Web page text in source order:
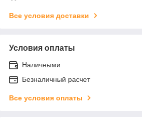
Все условия доставки
Условия оплаты
Наличными
Безналичный расчет
Все условия оплаты